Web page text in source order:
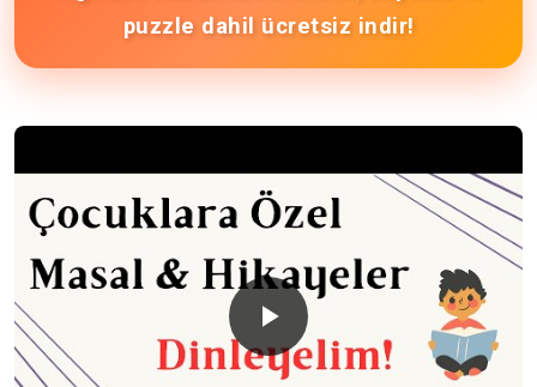
puzzle dahil ücretsiz indir!